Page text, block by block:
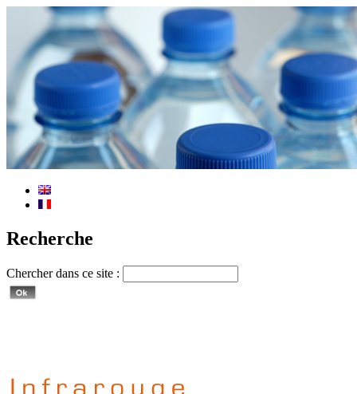
Recherche
Chercher dans ce site :